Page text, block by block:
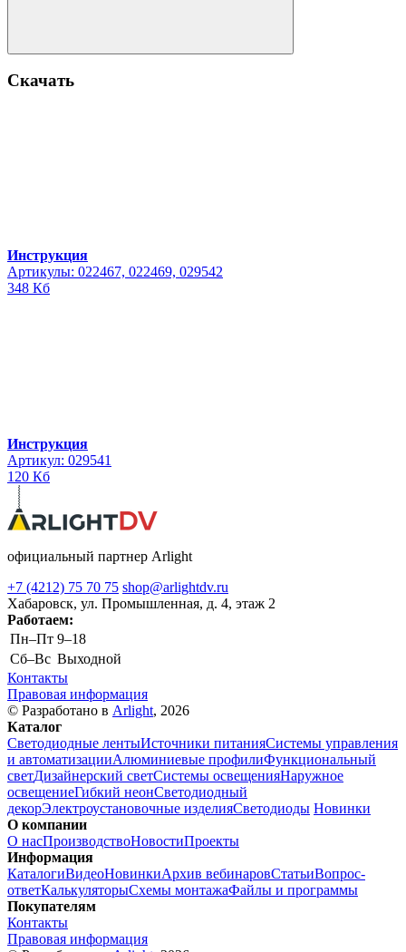
Скачать
Инструкция
Артикулы: 022467, 022469, 029542
348 Кб
Инструкция
Артикул: 029541
120 Кб
официальный партнер Arlight
+7 (4212) 75 70 75 shop@arlightdv.ru
Хабаровск, ул. Промышленная, д. 4, этаж 2
Работаем:
Пн–Пт 9–18
Cб–Вс Выходной
Контакты
Правовая информация
© Разработано в Arlight, 2026
Каталог
Светодиодные лентыИсточники питанияСистемы управления
и автоматизацииАлюминиевые профилиФункциональный
светДизайнерский светСистемы освещенияНаружное
освещениеГибкий неонСветодиодный
декорЭлектроустановочные изделияСветодиоды Новинки
О компании
О насПроизводствоНовостиПроекты
Информация
КаталогиВидеоНовинкиАрхив вебинаровСтатьиВопрос-
ответКалькуляторыСхемы монтажаФайлы и программы
Покупателям
Контакты
Правовая информация